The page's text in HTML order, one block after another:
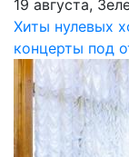
19 августа,
Хиты нулевых
концерты под